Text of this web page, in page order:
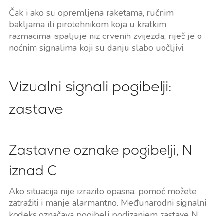
Čak i ako su opremljena raketama, ručnim
bakljama ili pirotehnikom koja u kratkim
razmacima ispaljuje niz crvenih zvijezda, riječ je o
noćnim signalima koji su danju slabo uočljivi.
Vizualni signali pogibelji:
zastave
Zastavne oznake pogibelji, N
iznad C
Ako situacija nije izrazito opasna, pomoć možete
zatražiti i manje alarmantno. Međunarodni signalni